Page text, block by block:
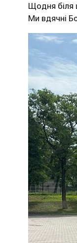
Щодня біля
Ми вдячні